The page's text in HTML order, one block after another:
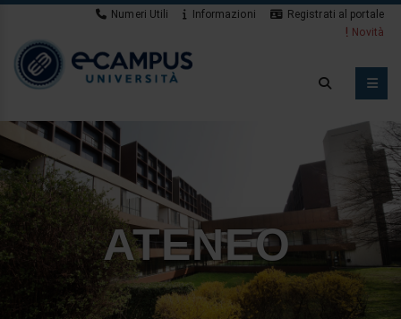
Numeri Utili Informazioni
Registrati al portale
Novità
ATENEO